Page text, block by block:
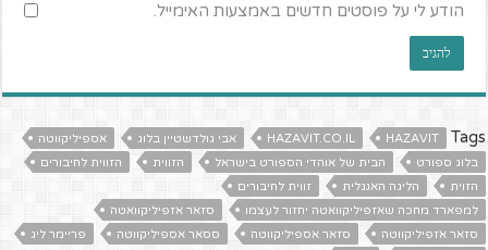
הודע לי על פוסטים חדשים באמצעות האימייל.
Tags
HAZAVIT
HAZAVIT.CO.IL אבי גולדשטיין בלוג
אספיליקווטה
בלוג ספורט
הבית של אוהדי הספורט בישראל הזווית
הזווית לחיבורים
הזוית
הליגה האנגלית
זווית לחיבורים
למפארד מחכה שאזפיליקוואטה יחזור לעצמו
סזאר אזפיליקוואטה
סזאר אזפיליקווטה
סזאר אספיליקווטה ססאר אספיליקווטה
פריימר ליג